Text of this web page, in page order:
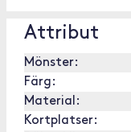
Attribut
Mönster:
Färg:
Material:
Kortplatser: